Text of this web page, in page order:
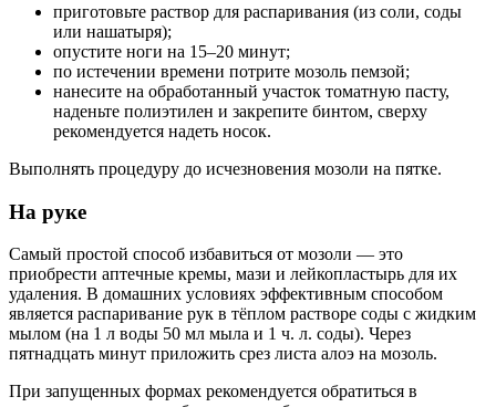
приготовьте раствор для распаривания (из соли, соды
или нашатыря);
опустите ноги на 15–20 минут;
по истечении времени потрите мозоль пемзой;
нанесите на обработанный участок томатную пасту,
наденьте полиэтилен и закрепите бинтом, сверху
рекомендуется надеть носок.
Выполнять процедуру до исчезновения мозоли на пятке.
На руке
Самый простой способ избавиться от мозоли — это
приобрести аптечные кремы, мази и лейкопластырь для их
удаления. В домашних условиях эффективным способом
является распаривание рук в тёплом растворе соды с жидким
мылом (на 1 л воды 50 мл мыла и 1 ч. л. соды). Через
пятнадцать минут приложить срез листа алоэ на мозоль.
При запущенных формах рекомендуется обратиться в